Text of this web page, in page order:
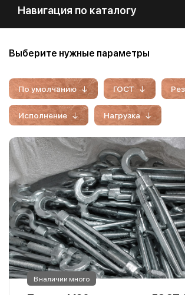
Навигация по каталогу
Выберите нужные параметры
По умолчанию ГОСТ
Исполнение Нагрузка
В наличии много